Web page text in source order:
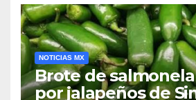
NOTICIAS MX
Brote de salmonela
por jalapeños de